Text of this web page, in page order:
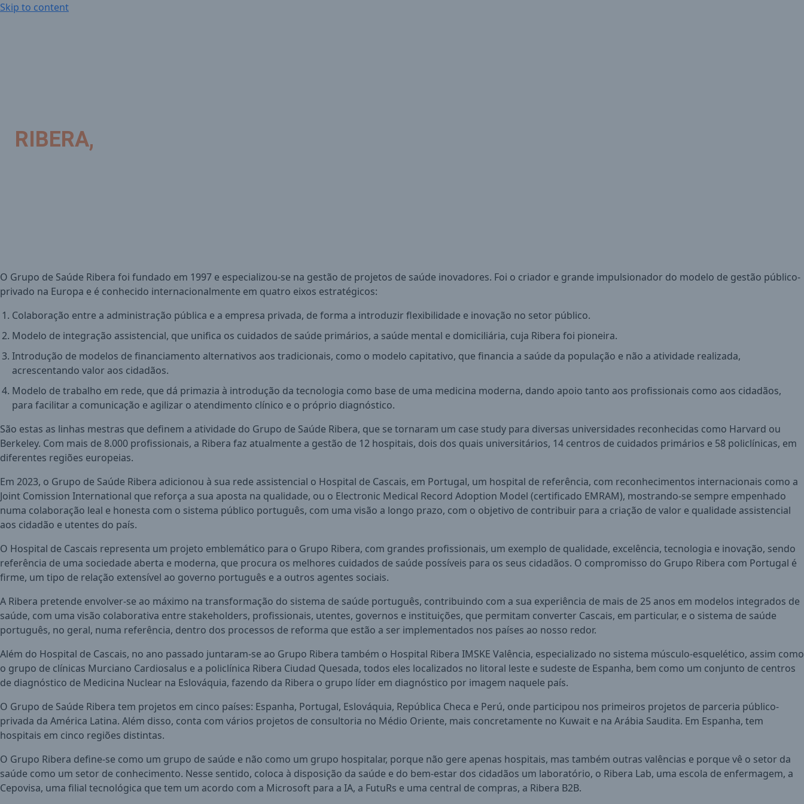
Skip to content
RIBERA,
O Grupo de Saúde Ribera foi fundado em 1997 e especializou-se na gestão de projetos de saúde inovadores. Foi o criador e grande impulsionador do modelo de gestão público-
privado na Europa e é conhecido internacionalmente em quatro eixos estratégicos:
Colaboração entre a administração pública e a empresa privada, de forma a introduzir flexibilidade e inovação no setor público.
Modelo de integração assistencial, que unifica os cuidados de saúde primários, a saúde mental e domiciliária, cuja Ribera foi pioneira.
Introdução de modelos de financiamento alternativos aos tradicionais, como o modelo capitativo, que financia a saúde da população e não a atividade realizada,
acrescentando valor aos cidadãos.
Modelo de trabalho em rede, que dá primazia à introdução da tecnologia como base de uma medicina moderna, dando apoio tanto aos profissionais como aos cidadãos,
para facilitar a comunicação e agilizar o atendimento clínico e o próprio diagnóstico.
São estas as linhas mestras que definem a atividade do Grupo de Saúde Ribera, que se tornaram um case study para diversas universidades reconhecidas como Harvard ou
Berkeley. Com mais de 8.000 profissionais, a Ribera faz atualmente a gestão de 12 hospitais, dois dos quais universitários, 14 centros de cuidados primários e 58 policlínicas, em
diferentes regiões europeias.
Em 2023, o Grupo de Saúde Ribera adicionou à sua rede assistencial o Hospital de Cascais, em Portugal, um hospital de referência, com reconhecimentos internacionais como a
Joint Comission International que reforça a sua aposta na qualidade, ou o Electronic Medical Record Adoption Model (certificado EMRAM), mostrando-se sempre empenhado
numa colaboração leal e honesta com o sistema público português, com uma visão a longo prazo, com o objetivo de contribuir para a criação de valor e qualidade assistencial
aos cidadão e utentes do país.
O Hospital de Cascais representa um projeto emblemático para o Grupo Ribera, com grandes profissionais, um exemplo de qualidade, excelência, tecnologia e inovação, sendo
referência de uma sociedade aberta e moderna, que procura os melhores cuidados de saúde possíveis para os seus cidadãos. O compromisso do Grupo Ribera com Portugal é
firme, um tipo de relação extensível ao governo português e a outros agentes sociais.
A Ribera pretende envolver-se ao máximo na transformação do sistema de saúde português, contribuindo com a sua experiência de mais de 25 anos em modelos integrados de
saúde, com uma visão colaborativa entre stakeholders, profissionais, utentes, governos e instituições, que permitam converter Cascais, em particular, e o sistema de saúde
português, no geral, numa referência, dentro dos processos de reforma que estão a ser implementados nos países ao nosso redor.
Além do Hospital de Cascais, no ano passado juntaram-se ao Grupo Ribera também o Hospital Ribera IMSKE Valência, especializado no sistema músculo-esquelético, assim como
o grupo de clínicas Murciano Cardiosalus e a policlínica Ribera Ciudad Quesada, todos eles localizados no litoral leste e sudeste de Espanha, bem como um conjunto de centros
de diagnóstico de Medicina Nuclear na Eslováquia, fazendo da Ribera o grupo líder em diagnóstico por imagem naquele país.
O Grupo de Saúde Ribera tem projetos em cinco países: Espanha, Portugal, Eslováquia, República Checa e Perú, onde participou nos primeiros projetos de parceria público-
privada da América Latina. Além disso, conta com vários projetos de consultoria no Médio Oriente, mais concretamente no Kuwait e na Arábia Saudita. Em Espanha, tem
hospitais em cinco regiões distintas.
O Grupo Ribera define-se como um grupo de saúde e não como um grupo hospitalar, porque não gere apenas hospitais, mas também outras valências e porque vê o setor da
saúde como um setor de conhecimento. Nesse sentido, coloca à disposição da saúde e do bem-estar dos cidadãos um laboratório, o Ribera Lab, uma escola de enfermagem, a
Cepovisa, uma filial tecnológica que tem um acordo com a Microsoft para a IA, a FutuRs e uma central de compras, a Ribera B2B.